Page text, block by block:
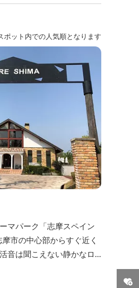
ット内での人気順となります
マパーク「志摩スペイン
市の中心部からすぐ近く
音は聞こえない静かなロ
を感じる本格的なコテー